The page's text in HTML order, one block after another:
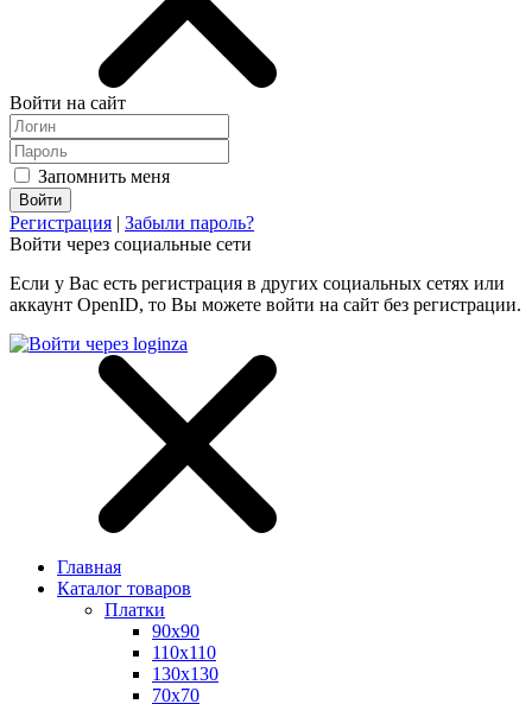
Войти на сайт
Запомнить меня
Регистрация | Забыли пароль?
Войти через социальные сети
Если у Вас есть регистрация в других социальных сетях или
аккаунт OpenID, то Вы можете войти на сайт без регистрации.
Главная
Каталог товаров
Платки
90x90
110x110
130x130
70х70